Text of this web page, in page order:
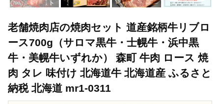
老舗焼肉店の焼肉セット 道産銘柄牛リブロ
ース700g（サロマ黒牛・士幌牛・浜中黒
牛・美幌牛いずれか） 森町 牛肉 ロース 焼
肉 タレ 味付け 北海道牛 北海道産 ふるさと
納税 北海道 mr1-0311